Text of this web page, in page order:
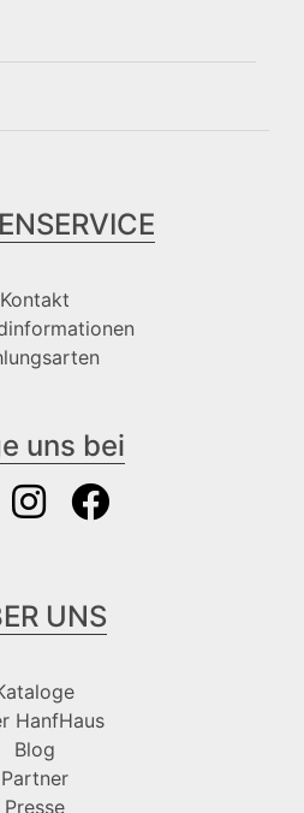
Kontakt
uns bei
UNS
HanfHaus
Blog
Partner
Presse